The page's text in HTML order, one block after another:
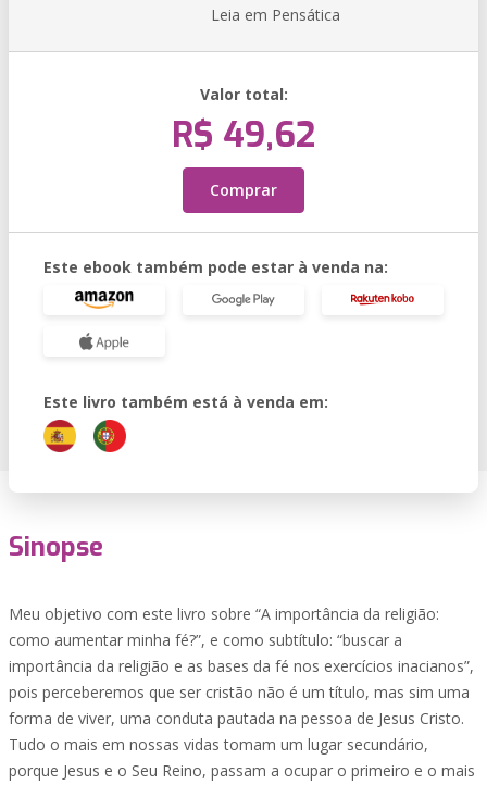
Leia em Pensática
Valor total:
R$ 49,62
Comprar
Este ebook também pode estar à venda na:
Este livro também está à venda em:
Sinopse
Meu objetivo com este livro sobre “A importância da religião:
como aumentar minha fé?”, e como subtítulo: “buscar a
importância da religião e as bases da fé nos exercícios inacianos”,
pois perceberemos que ser cristão não é um título, mas sim uma
forma de viver, uma conduta pautada na pessoa de Jesus Cristo.
Tudo o mais em nossas vidas tomam um lugar secundário,
porque Jesus e o Seu Reino, passam a ocupar o primeiro e o mais